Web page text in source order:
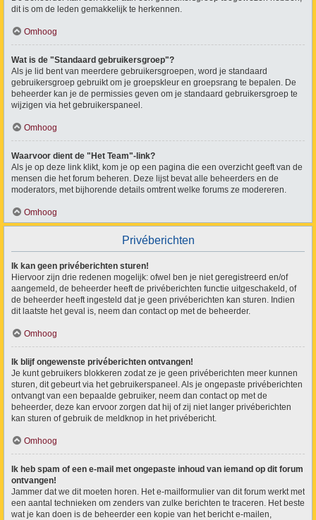
dit is om de leden gemakkelijk te herkennen.
Omhoog
Wat is de "Standaard gebruikersgroep"?
Als je lid bent van meerdere gebruikersgroepen, word je standaard
gebruikersgroep gebruikt om je groepskleur en groepsrang te bepalen. De
beheerder kan je de permissies geven om je standaard gebruikersgroep te
wijzigen via het gebruikerspaneel.
Omhoog
Waarvoor dient de "Het Team"-link?
Als je op deze link klikt, kom je op een pagina die een overzicht geeft van de
mensen die het forum beheren. Deze lijst bevat alle beheerders en de
moderators, met bijhorende details omtrent welke forums ze modereren.
Omhoog
Privéberichten
Ik kan geen privéberichten sturen!
Hiervoor zijn drie redenen mogelijk: ofwel ben je niet geregistreerd en/of
aangemeld, de beheerder heeft de privéberichten functie uitgeschakeld, of
de beheerder heeft ingesteld dat je geen privéberichten kan sturen. Indien
dit laatste het geval is, neem dan contact op met de beheerder.
Omhoog
Ik blijf ongewenste privéberichten ontvangen!
Je kunt gebruikers blokkeren zodat ze je geen privéberichten meer kunnen
sturen, dit gebeurt via het gebruikerspaneel. Als je ongepaste privéberichten
ontvangt van een bepaalde gebruiker, neem dan contact op met de
beheerder, deze kan ervoor zorgen dat hij of zij niet langer privéberichten
kan sturen of gebruik de meldknop in het privébericht.
Omhoog
Ik heb spam of een e-mail met ongepaste inhoud van iemand op dit forum
ontvangen!
Jammer dat we dit moeten horen. Het e-mailformulier van dit forum werkt met
een aantal technieken om zenders van zulke berichten te traceren. Het beste
wat je kan doen is de beheerder een kopie van het bericht e-mailen,